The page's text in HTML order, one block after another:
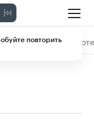
Economist
повторить